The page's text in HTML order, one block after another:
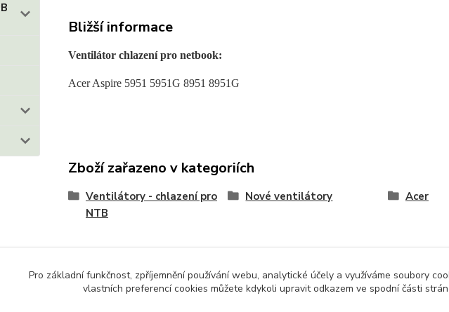
Bližší informace
Ventilátor chlazení pro netbook:
Acer Aspire 5951 5951G 8951 8951G
Zboží zařazeno v kategoriích
Ventilátory - chlazení pro
NTB
Nové ventilátory Acer
Pro základní funkčnost, zpříjemnění používání webu, analytické účely a využíváme soubory
vlastních preferencí cookies můžete kdykoli upravit odkazem ve spodní části